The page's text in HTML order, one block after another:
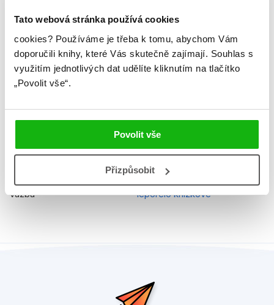
Tato webová stránka používá cookies
cookies? Používáme je třeba k tomu, abychom Vám
doporučili knihy, které Vás skutečně zajímají. Souhlas s
využitím jednotlivých dat udělíte kliknutím na tlačítko
„Povolit vše“.
Povolit vše
Přizpůsobit
Původní název
Sofia the First Super Puzzle
Book 30 pieces
Původní jazyk angličtina
Věk od 5
Edice Kniha puzzle
Kniha + doplněk
Vazba leporelo knížkové